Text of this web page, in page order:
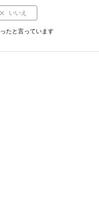
たと言っています